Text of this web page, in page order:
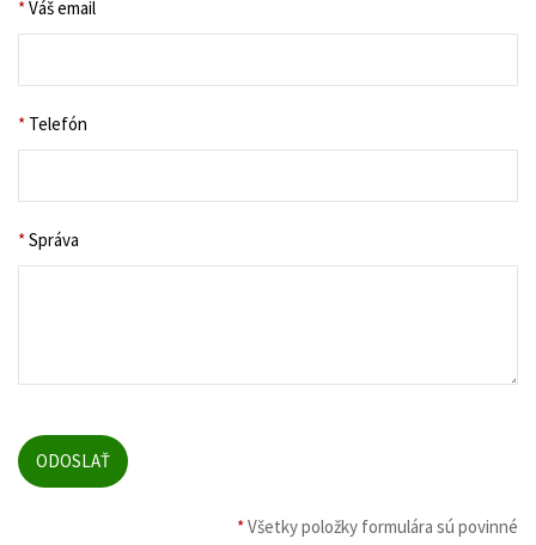
*Váš email
* Telefón
*Správa
*Všetky položky formulára sú povinné